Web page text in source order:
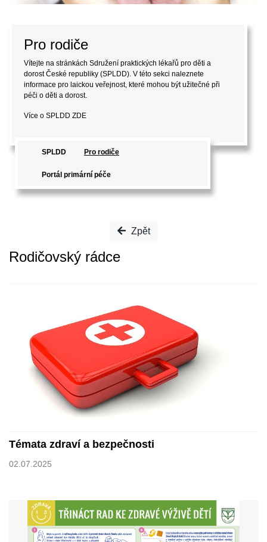
Pro rodiče
Vítejte na stránkách Sdružení praktických lékařů pro děti a
dorost České republiky (SPLDD). V této sekci naleznete
informace pro laickou veřejnost, které mohou být užitečné při
péči o děti a dorost.
Více o SPLDD ZDE
SPLDD Pro rodiče
Portál primární péče
Zpět
Rodičovský rádce
Témata zdraví a bezpečnosti
02.07.2025